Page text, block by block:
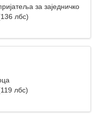
за заједничко
лбс)
лбс)